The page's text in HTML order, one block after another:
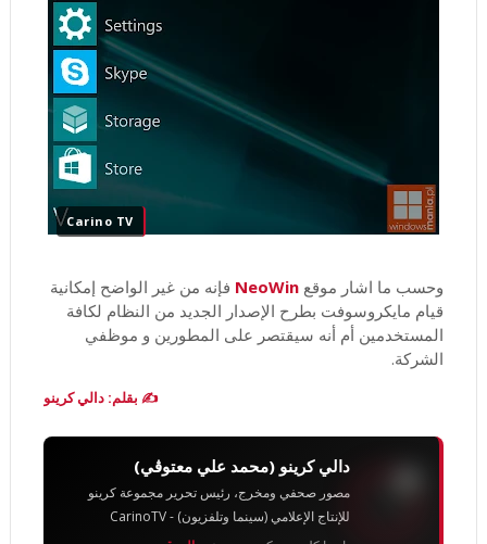
Carino TV
وحسب ما اشار موقع NeoWin فإنه من غير الواضح إمكانية
قيام مايكروسوفت بطرح الإصدار الجديد من النظام لكافة
المستخدمين أم أنه سيقتصر على المطورين و موظفي
الشركة.
✍️ بقلم: دالي كرينو
دالي كرينو (محمد علي معتوڨي)
مصور صحفي ومخرج، رئيس تحرير مجموعة كرينو
للإنتاج الإعلامي (سينما وتلفزيون) - CarinoTV